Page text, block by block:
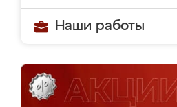
Наши работы